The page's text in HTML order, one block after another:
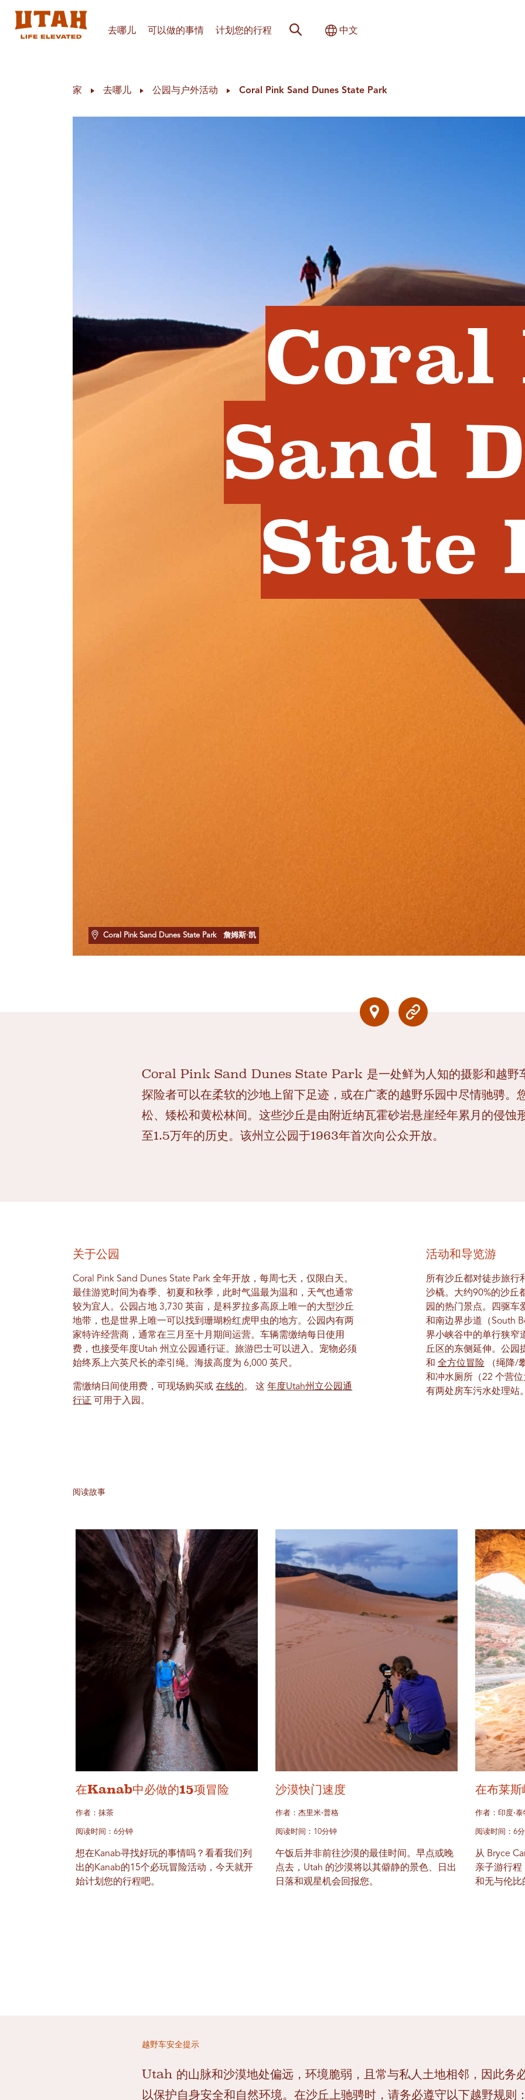
去哪儿 可以做的事情 计划您的行程 网站搜索切换国际
中文
家 去哪儿 公园与户外活动 Coral Pink Sand Dunes State Park
Sand
State
Coral Pink Sand Dunes State Park 詹姆斯·凯
Coral Pink Sand Dunes State Park 是一处鲜为人知的摄影和越野
探险者可以在柔软的沙地上留下足迹，或在广袤的越野乐园中尽情驰骋。
松、矮松和黄松林间。这些沙丘是由附近纳瓦霍砂岩悬崖经年累月的侵蚀
至1.5万年的历史。该州立公园于1963年首次向公众开放。
关于公园
Coral Pink Sand Dunes State Park 全年开放，每周七天，仅限白天。
最佳游览时间为春季、初夏和秋季，此时气温最为温和，天气也通常
较为宜人。公园占地 3,730 英亩，是科罗拉多高原上唯一的大型沙丘
地带，也是世界上唯一可以找到珊瑚粉红虎甲虫的地方。公园内有两
家特许经营商，通常在三月至十月期间运营。车辆需缴纳每日使用
费，也接受年度Utah 州立公园通行证。旅游巴士可以进入。宠物必须
始终系上六英尺长的牵引绳。海拔高度为 6,000 英尺。
需缴纳日间使用费，可现场购买或在线的。 这年度Utah州立公园通
行证 可用于入园。
活动和导览游
所有沙丘都对徒步旅行
沙橇。大约90%的沙丘
园的热门景点。四驱车
和南边界步道（South
界小峡谷中的单行狭窄
丘区的东侧延伸。公园
和 全方位冒险 （绳降/
和冲水厕所（22 个营
有两处房车污水处理站
阅读故事
在Kanab中必做的15项冒险
作者：抹茶
阅读时间：6分钟
想在Kanab寻找好玩的事情吗？看看我们列
出的Kanab的15个必玩冒险活动，今天就开
始计划您的行程吧。
沙漠快门速度
作者：杰里米·普格
阅读时间：10分钟
午饭后并非前往沙漠的最佳时间。早点或晚
点去，Utah 的沙漠将以其僻静的景色、日出
日落和观星机会回报您。
在布莱
作者：印度·泰
阅读时间：6
从 Bryce
亲子游行
和无与伦比
越野车安全提示
Utah 的山脉和沙漠地处偏远，环境脆弱，且常与私人土地相邻，因此务
以保护自身安全和自然环境。在沙丘上驰骋时，请务必遵守以下越野规则